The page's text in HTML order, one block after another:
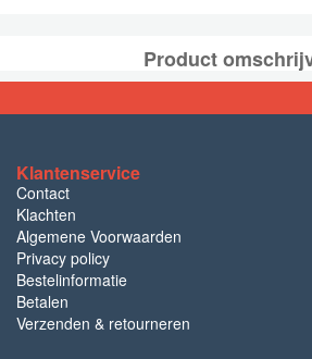
Product
Klantenservice
Contact
Klachten
Algemene Voorwaarden
Privacy policy
Bestelinformatie
Betalen
Verzenden & retourneren